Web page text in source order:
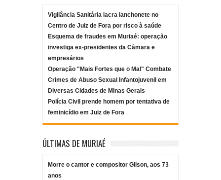
Vigilância Sanitária lacra lanchonete no
Centro de Juiz de Fora por risco à saúde
Esquema de fraudes em Muriaé: operação
investiga ex-presidentes da Câmara e
empresários
Operação "Mais Fortes que o Mal" Combate
Crimes de Abuso Sexual Infantojuvenil em
Diversas Cidades de Minas Gerais
Polícia Civil prende homem por tentativa de
feminicídio em Juiz de Fora
ÚLTIMAS DE MURIAÉ
Morre o cantor e compositor Gilson, aos 73
anos